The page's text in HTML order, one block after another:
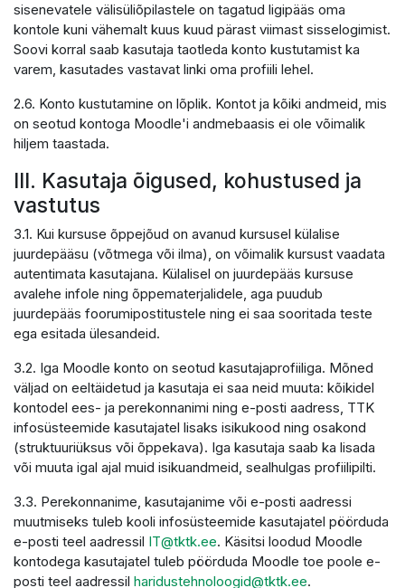
sisenevatele välisüliõpilastele on tagatud ligipääs oma
kontole kuni vähemalt kuus kuud pärast viimast sisselogimist.
Soovi korral saab kasutaja taotleda konto kustutamist ka
varem, kasutades vastavat linki oma profiili lehel.
2.6. Konto kustutamine on lõplik. Kontot ja kõiki andmeid, mis
on seotud kontoga Moodle'i andmebaasis ei ole võimalik
hiljem taastada.
III. Kasutaja õigused, kohustused ja
vastutus
3.1. Kui kursuse õppejõud on avanud kursusel külalise
juurdepääsu (võtmega või ilma), on võimalik kursust vaadata
autentimata kasutajana. Külalisel on juurdepääs kursuse
avalehe infole ning õppematerjalidele, aga puudub
juurdepääs foorumipostitustele ning ei saa sooritada teste
ega esitada ülesandeid.
3.2. Iga Moodle konto on seotud kasutajaprofiiliga. Mõned
väljad on eeltäidetud ja kasutaja ei saa neid muuta: kõikidel
kontodel ees- ja perekonnanimi ning e-posti aadress, TTK
infosüsteemide kasutajatel lisaks isikukood ning osakond
(struktuuriüksus või õppekava). Iga kasutaja saab ka lisada
või muuta igal ajal muid isikuandmeid, sealhulgas profiilipilti.
3.3. Perekonnanime, kasutajanime või e-posti aadressi
muutmiseks tuleb kooli infosüsteemide kasutajatel pöörduda
e-posti teel aadressil IT@tktk.ee. Käsitsi loodud Moodle
kontodega kasutajatel tuleb pöörduda Moodle toe poole e-
posti teel aadressil haridustehnoloogid@tktk.ee.